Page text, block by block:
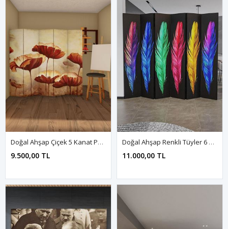
Doğal Ahşap Çiçek 5 Kanat Paravan Seperatör Oda Bölme
9.500,00 TL
Doğal Ahşap Renkli Tüyler 6 Kanat Paravan Seperatör Oda Bölme
11.000,00 TL